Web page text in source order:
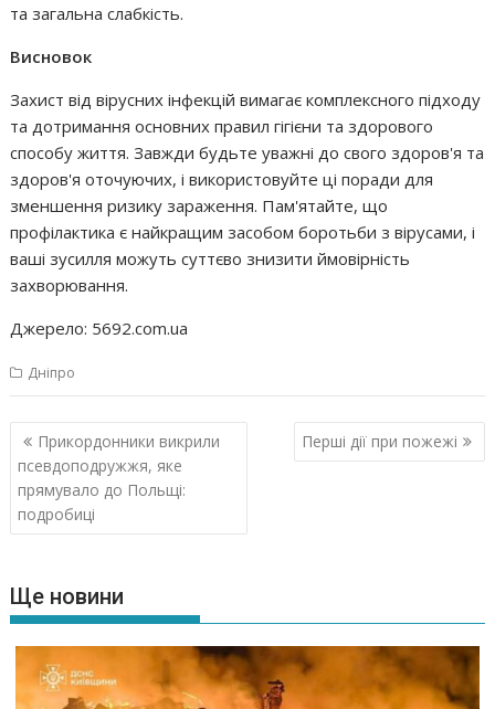
та загальна слабкість.
Висновок
Захист від вірусних інфекцій вимагає комплексного підходу
та дотримання основних правил гігієни та здорового
способу життя. Завжди будьте уважні до свого здоров'я та
здоров'я оточуючих, і використовуйте ці поради для
зменшення ризику зараження. Пам'ятайте, що
профілактика є найкращим засобом боротьби з вірусами, і
ваші зусилля можуть суттєво знизити ймовірність
захворювання.
Джерело: 5692.com.ua
Дніпро
Навігація
записів
Прикордонники викрили
псевдоподружжя, яке
прямувало до Польщі:
подробиці
Перші дії при пожежі
Ще новини